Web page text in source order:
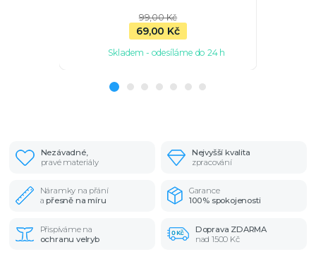
99,00 Kč
69,00 Kč
Skladem - odesíláme do 24 h
Nezávadné,
pravé materiály
Nejvyšší kvalita
zpracování
Náramky na přání
apřesně na míru
Garance
100% spokojenosti
Přispíváme na
ochranu velryb
Doprava ZDARMA
nad 1500 Kč